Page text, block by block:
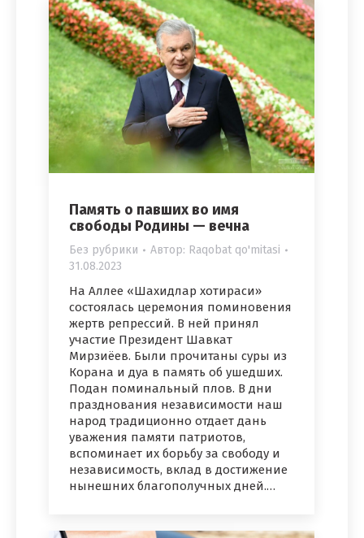
Память о павших во имя
свободы Родины — вечна
Без рубрики Автор: Raqobat qo'mitasi
31.08.2023
На Аллее «Шахидлар хотираси»
состоялась церемония поминовения
жертв репрессий. В ней принял
участие Президент Шавкат
Мирзиёев. Были прочитаны суры из
Корана и дуа в память об ушедших.
Подан поминальный плов. В дни
празднования независимости наш
народ традиционно отдает дань
уважения памяти патриотов,
вспоминает их борьбу за свободу и
независимость, вклад в достижение
нынешних благополучных дней.…